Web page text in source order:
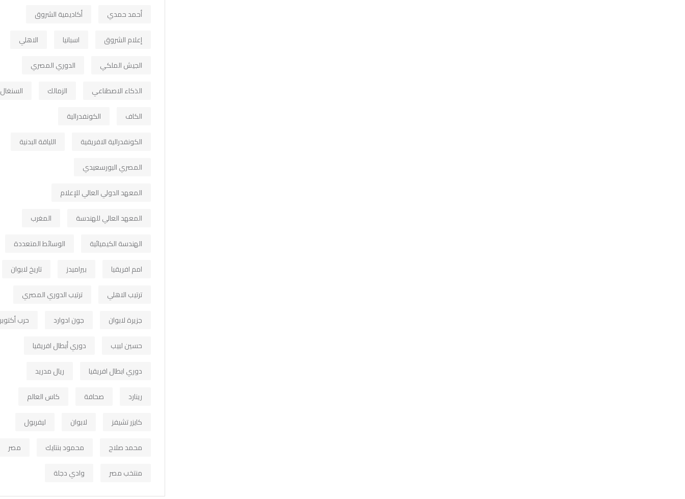
أحمد حمدي
أكاديمية الشروق
إعلام الشروق
اسبانيا
الاهلي
الجيش الملكي
الدوري المصري
الذكاء الاصطناعي
الزمالك
السنغال
الكاف
الكونفدرالية
الكونفدرالية الافريقية
اللياقة البدنية
المصري البورسعيدي
المعهد الدولي العالي للإعلام
المعهد العالي للهندسة
المغرب
الهندسة الكيميائية
الوسائط المتعددة
امم افريقيا
بيراميدز
تاريخ لابوان
ترتيب الاهلي
ترتيب الدوري المصري
جزيرة لابوان
جون ادوارد
حرب أكتوبر
حسين لبيب
دوري أبطال افريقيا
دوري ابطال افريقيا
ريال مدريد
رينارد
صحافة
كاس العالم
كايزر تشيفز
لابوان
ليفربول
محمد صلاح
محمود بنتايك
مصر
منتخب مصر
وادي دجلة